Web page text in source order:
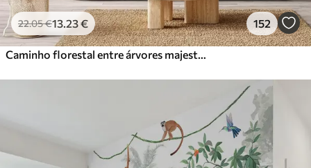
22.05€13 .23€ 152